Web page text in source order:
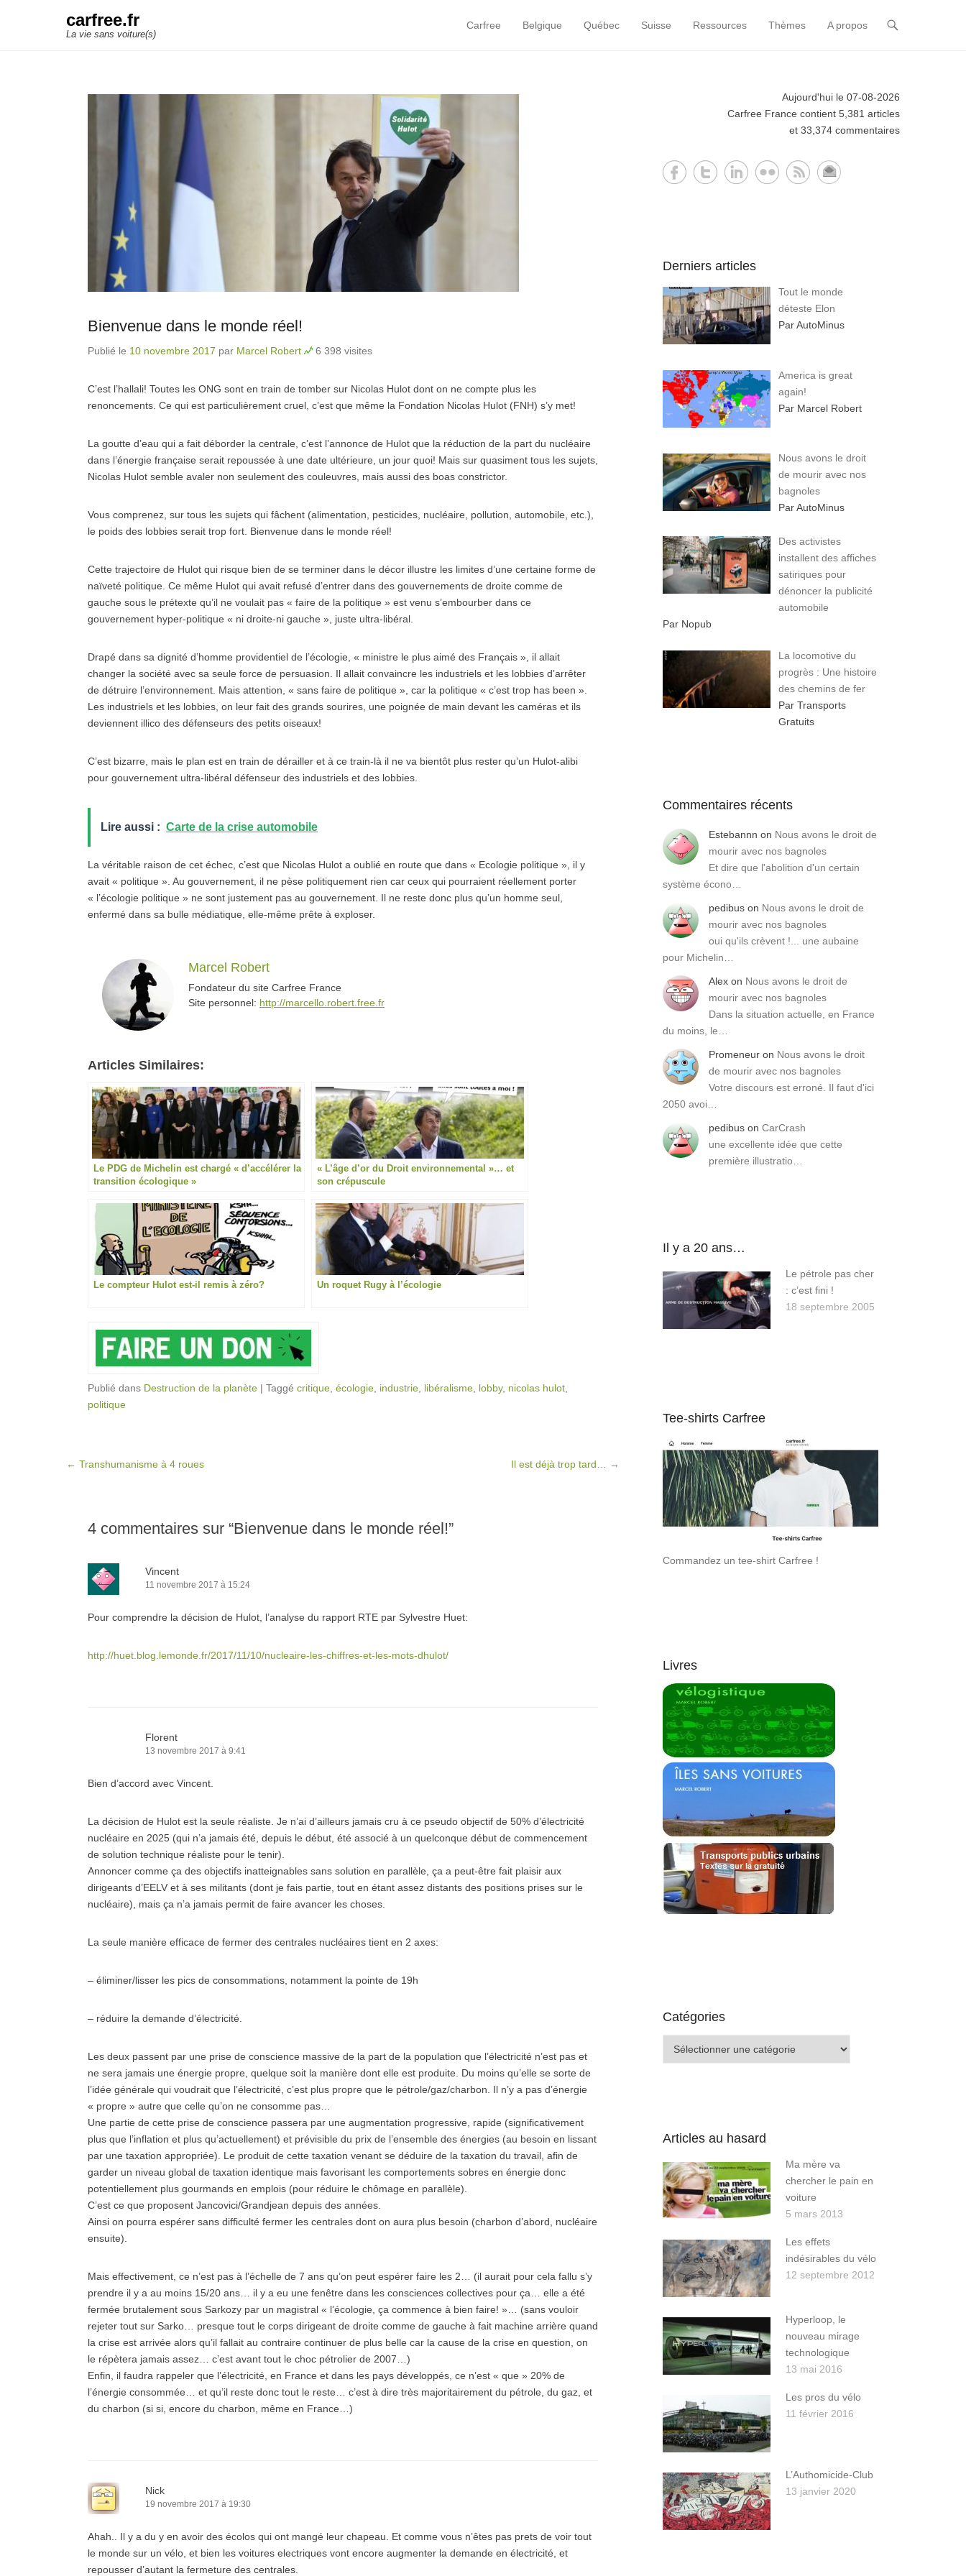
carfree.fr
La vie sans voiture(s)
Primary Menu
Skip to content
Carfree Belgique Québec Suisse Ressources Thèmes A propos
Bienvenue dans le monde réel!
Publié le 10 novembre 2017 par Marcel Robert 6 398 visites
C’est l’hallali! Toutes les ONG sont en train de tomber sur Nicolas Hulot dont on ne compte plus les
renoncements. Ce qui est particulièrement cruel, c’est que même la Fondation Nicolas Hulot (FNH) s’y met!
La goutte d’eau qui a fait déborder la centrale, c’est l’annonce de Hulot que la réduction de la part du nucléaire
dans l’énergie française serait repoussée à une date ultérieure, un jour quoi! Mais sur quasiment tous les sujets,
Nicolas Hulot semble avaler non seulement des couleuvres, mais aussi des boas constrictor.
Vous comprenez, sur tous les sujets qui fâchent (alimentation, pesticides, nucléaire, pollution, automobile, etc.),
le poids des lobbies serait trop fort. Bienvenue dans le monde réel!
Cette trajectoire de Hulot qui risque bien de se terminer dans le décor illustre les limites d’une certaine forme de
naïveté politique. Ce même Hulot qui avait refusé d’entrer dans des gouvernements de droite comme de
gauche sous le prétexte qu’il ne voulait pas « faire de la politique » est venu s’embourber dans ce
gouvernement hyper-politique « ni droite-ni gauche », juste ultra-libéral.
Drapé dans sa dignité d’homme providentiel de l’écologie, « ministre le plus aimé des Français », il allait
changer la société avec sa seule force de persuasion. Il allait convaincre les industriels et les lobbies d’arrêter
de détruire l’environnement. Mais attention, « sans faire de politique », car la politique « c’est trop has been ».
Les industriels et les lobbies, on leur fait des grands sourires, une poignée de main devant les caméras et ils
deviennent illico des défenseurs des petits oiseaux!
C’est bizarre, mais le plan est en train de dérailler et à ce train-là il ne va bientôt plus rester qu’un Hulot-alibi
pour gouvernement ultra-libéral défenseur des industriels et des lobbies.
Lire aussi : Carte de la crise automobile
La véritable raison de cet échec, c’est que Nicolas Hulot a oublié en route que dans « Ecologie politique », il y
avait « politique ». Au gouvernement, il ne pèse politiquement rien car ceux qui pourraient réellement porter
« l’écologie politique » ne sont justement pas au gouvernement. Il ne reste donc plus qu’un homme seul,
enfermé dans sa bulle médiatique, elle-même prête à exploser.
Marcel Robert
Fondateur du site Carfree France
Site personnel: http://marcello.robert.free.fr
Articles Similaires:
Le PDG de Michelin est chargé « d’accélérer la
transition écologique »
« L’âge d’or du Droit environnemental »… et
son crépuscule
Le compteur Hulot est-il remis à zéro? Un roquet Rugy à l’écologie
Publié dans Destruction de la planète | Taggé critique écologie industrie libéralisme lobby, nicolas hulot
politique
Post navigation
← Transhumanisme à 4 roues Il est déjà trop tard… →
4 commentaires sur “Bienvenue dans le monde réel!”
Vincent
11 novembre 2017 à 15:24
Pour comprendre la décision de Hulot, l’analyse du rapport RTE par Sylvestre Huet:
http://huet.blog.lemonde.fr/2017/11/10/nucleaire-les-chiffres-et-les-mots-dhulot/
Florent
13 novembre 2017 à 9:41
Bien d’accord avec Vincent.
La décision de Hulot est la seule réaliste. Je n’ai d’ailleurs jamais cru à ce pseudo objectif de 50% d’électricité
nucléaire en 2025 (qui n’a jamais été, depuis le début, été associé à un quelconque début de commencement
de solution technique réaliste pour le tenir).
Annoncer comme ça des objectifs inatteignables sans solution en parallèle, ça a peut-être fait plaisir aux
dirigeants d’EELV et à ses militants (dont je fais partie, tout en étant assez distants des positions prises sur le
nucléaire), mais ça n’a jamais permit de faire avancer les choses.
La seule manière efficace de fermer des centrales nucléaires tient en 2 axes:
– éliminer/lisser les pics de consommations, notamment la pointe de 19h
– réduire la demande d’électricité.
Les deux passent par une prise de conscience massive de la part de la population que l’électricité n’est pas et
ne sera jamais une énergie propre, quelque soit la manière dont elle est produite. Du moins qu’elle se sorte de
l’idée générale qui voudrait que l’électricité, c’est plus propre que le pétrole/gaz/charbon. Il n’y a pas d’énergie
« propre » autre que celle qu’on ne consomme pas…
Une partie de cette prise de conscience passera par une augmentation progressive, rapide (significativement
plus que l’inflation et plus qu’actuellement) et prévisible du prix de l’ensemble des énergies (au besoin en lissant
par une taxation appropriée). Le produit de cette taxation venant se déduire de la taxation du travail, afin de
garder un niveau global de taxation identique mais favorisant les comportements sobres en énergie donc
potentiellement plus gourmands en emplois (pour réduire le chômage en parallèle).
C’est ce que proposent Jancovici/Grandjean depuis des années.
Ainsi on pourra espérer sans difficulté fermer les centrales dont on aura plus besoin (charbon d’abord, nucléaire
ensuite).
Mais effectivement, ce n’est pas à l’échelle de 7 ans qu’on peut espérer faire les 2… (il aurait pour cela fallu s’y
prendre il y a au moins 15/20 ans… il y a eu une fenêtre dans les consciences collectives pour ça… elle a été
fermée brutalement sous Sarkozy par un magistral « l’écologie, ça commence à bien faire! »… (sans vouloir
rejeter tout sur Sarko… presque tout le corps dirigeant de droite comme de gauche à fait machine arrière quand
la crise est arrivée alors qu’il fallait au contraire continuer de plus belle car la cause de la crise en question, on
le répètera jamais assez… c’est avant tout le choc pétrolier de 2007…)
Enfin, il faudra rappeler que l’électricité, en France et dans les pays développés, ce n’est « que » 20% de
l’énergie consommée… et qu’il reste donc tout le reste… c’est à dire très majoritairement du pétrole, du gaz, et
du charbon (si si, encore du charbon, même en France…)
Nick
19 novembre 2017 à 19:30
Ahah.. Il y a du y en avoir des écolos qui ont mangé leur chapeau. Et comme vous n’êtes pas prets de voir tout
le monde sur un vélo, et bien les voitures electriques vont encore augmenter la demande en électricité, et
repousser d’autant la fermeture des centrales.
Aujourd'hui le 07-08-2026
Carfree France contient 5,381 articles
et 33,374 commentaires
Derniers articles
Tout le monde
déteste Elon
Par AutoMinus
America is great
again!
Par Marcel Robert
Nous avons le droit
de mourir avec nos
bagnoles
Par AutoMinus
Des activistes
installent des affiches
satiriques pour
dénoncer la publicité
automobile
Par Nopub
La locomotive du
progrès : Une histoire
des chemins de fer
Par Transports
Gratuits
Commentaires récents
Estebannn on Nous avons le droit de
mourir avec nos bagnoles
Et dire que l'abolition d'un certain
système écono…
pedibus on Nous avons le droit de
mourir avec nos bagnoles
oui qu'ils crèvent !... une aubaine
pour Michelin…
Alex on Nous avons le droit de
mourir avec nos bagnoles
Dans la situation actuelle, en France
du moins, le…
Promeneur on Nous avons le droit
de mourir avec nos bagnoles
Votre discours est erroné. Il faut d'ici
2050 avoi…
pedibus on CarCrash
une excellente idée que cette
première illustratio…
Il y a 20 ans…
Le pétrole pas cher
: c’est fini !
18 septembre 2005
Tee-shirts Carfree
Commandez un tee-shirt Carfree !
Livres
Catégories
Articles au hasard
Ma mère va
chercher le pain en
voiture
5 mars 2013
Les effets
indésirables du vélo
12 septembre 2012
Hyperloop, le
nouveau mirage
technologique
13 mai 2016
Les pros du vélo
11 février 2016
L’Authomicide-Club
13 janvier 2020